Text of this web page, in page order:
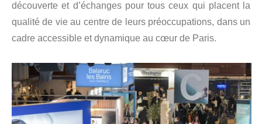
découverte et d’échanges pour tous ceux qui placent la
qualité de vie au centre de leurs préoccupations, dans un
cadre accessible et dynamique au cœur de Paris.